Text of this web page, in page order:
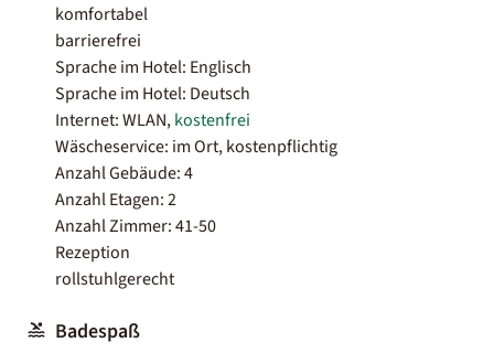
komfortabel
barrierefrei
Sprache im Hotel: Englisch
Sprache im Hotel: Deutsch
Internet: WLAN,kostenfrei
Wäscheservice: im Ort, kostenpflichtig
Anzahl Gebäude: 4
Anzahl Etagen: 2
Anzahl Zimmer: 41-50
Rezeption
rollstuhlgerecht
Badespaß